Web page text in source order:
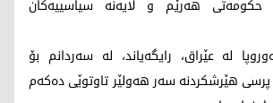
هەرێم و لایەنە سیاسییەکان
لە عێراق، رایگەیاند، لە سەردانم بۆ
هێرشکردنە سەر هەولێر تاوتوێی دەکەم